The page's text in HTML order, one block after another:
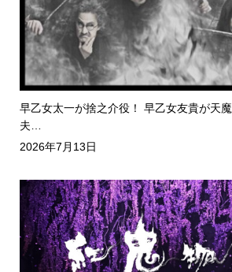
早乙女太一が捨之介役！ 早乙女友貴が天
夫…
2026年7月13日